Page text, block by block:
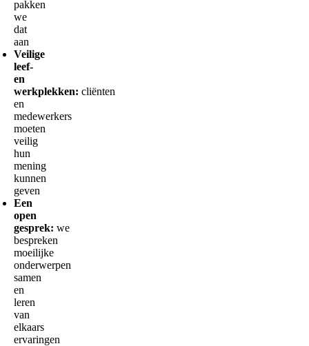
pakken
we
dat
aan
Veilige
leef-
en
werkplekken: cliënten
en
medewerkers
moeten
veilig
hun
mening
kunnen
geven
Een
open
gesprek: we
bespreken
moeilijke
onderwerpen
samen
en
leren
van
elkaars
ervaringen